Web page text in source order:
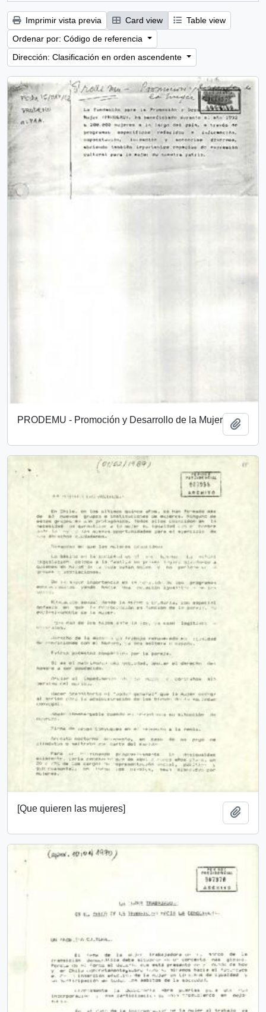
Imprimir vista previa Card view
Table view
Ordenar por: Código de referencia
Dirección: Clasificación en orden ascendente
PRODEMU - Promoción y Desarrollo de la Mujer
[Que quieren las mujeres]